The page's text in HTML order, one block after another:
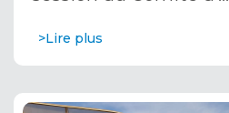
>Lire plus